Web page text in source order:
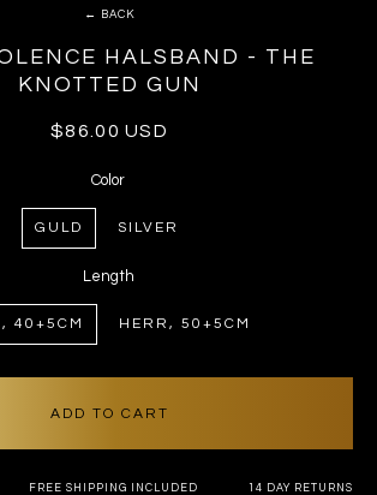
← BACK
HALSBAND - THE
KNOTTED GUN
Regular
$86.00 USD
Color
GULD SILVER
Length
40+5CM HERR, 50+5CM
ADD TO CART
FREE SHIPPING INCLUDED 14 DAY RETURNS